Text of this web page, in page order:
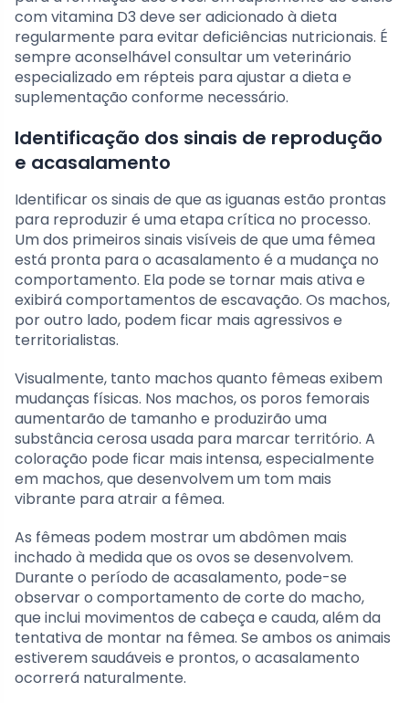
com vitamina D3 deve ser adicionado à dieta
regularmente para evitar deficiências nutricionais. É
sempre aconselhável consultar um veterinário
especializado em répteis para ajustar a dieta e
suplementação conforme necessário.
Identificação dos sinais de reprodução
e acasalamento
Identificar os sinais de que as iguanas estão prontas
para reproduzir é uma etapa crítica no processo.
Um dos primeiros sinais visíveis de que uma fêmea
está pronta para o acasalamento é a mudança no
comportamento. Ela pode se tornar mais ativa e
exibirá comportamentos de escavação. Os machos,
por outro lado, podem ficar mais agressivos e
territorialistas.
Visualmente, tanto machos quanto fêmeas exibem
mudanças físicas. Nos machos, os poros femorais
aumentarão de tamanho e produzirão uma
substância cerosa usada para marcar território. A
coloração pode ficar mais intensa, especialmente
em machos, que desenvolvem um tom mais
vibrante para atrair a fêmea.
As fêmeas podem mostrar um abdômen mais
inchado à medida que os ovos se desenvolvem.
Durante o período de acasalamento, pode-se
observar o comportamento de corte do macho,
que inclui movimentos de cabeça e cauda, além da
tentativa de montar na fêmea. Se ambos os animais
estiverem saudáveis e prontos, o acasalamento
ocorrerá naturalmente.